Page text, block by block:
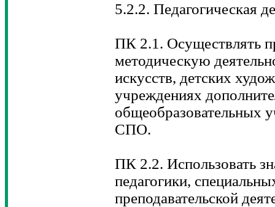
5.2.2. Педагогическая
ПК 2.1. Осуществлять
методическую
искусств, детских
учреждениях
общеобразовательных
СПО.
ПК 2.2. Использовать
педагогики,
преподавательской